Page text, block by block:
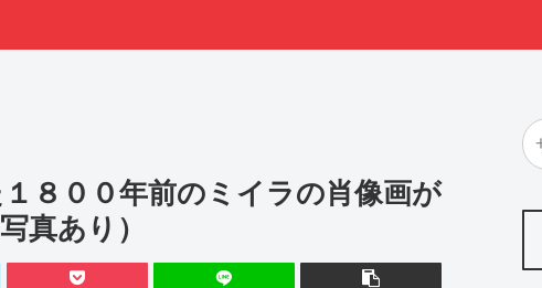
８００年前のミイラの肖像画が
真あり）